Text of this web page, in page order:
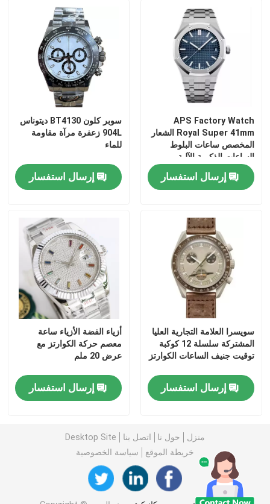
APS Factory Watch
Royal Super 41mm الشعار
المخصص ساعات البلوط
الساعات الذكرية الآلية
إرسال استفسار
سوبر كلون BT4130 ديتوناس
904L زعفرة مرآة مقاومة
للماء
إرسال استفسار
سويسرا العلامة التجارية العليا
المشتركة سلسلة 12 كوكبة
توقيت جنيف الساعات الكوارتز
إرسال استفسار
أزياء الفضة الأزياء ساعة
معصم حركة الكوارتز مع
عرض 20 ملم
إرسال استفسار
منزل حول نا اتصل بنا
Desktop Site
خريطة الموقع
سياسة الخصوصية